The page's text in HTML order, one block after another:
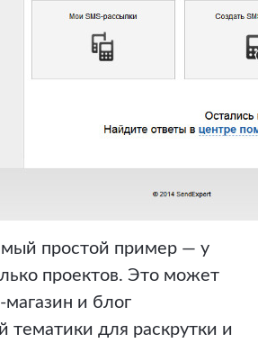
простой пример — у
проектов. Это может
и блог
тематики для раскрутки и